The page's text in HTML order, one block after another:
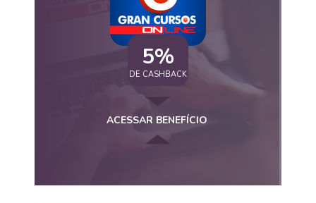
5%
DE CASHBACK
ACESSAR BENEFÍCIO